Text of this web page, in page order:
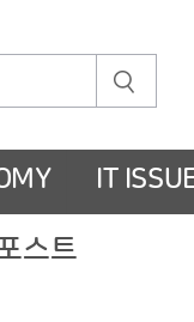
IT
스트